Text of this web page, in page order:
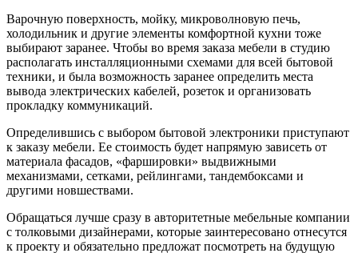
Варочную поверхность, мойку, микроволновую печь,
холодильник и другие элементы комфортной кухни тоже
выбирают заранее. Чтобы во время заказа мебели в студию
располагать инсталляционными схемами для всей бытовой
техники, и была возможность заранее определить места
вывода электрических кабелей, розеток и организовать
прокладку коммуникаций.
Определившись с выбором бытовой электроники приступают
к заказу мебели. Ее стоимость будет напрямую зависеть от
материала фасадов, «фаршировки» выдвижными
механизмами, сетками, рейлингами, тандембоксами и
другими новшествами.
Обращаться лучше сразу в авторитетные мебельные компании
с толковыми дизайнерами, которые заинтересовано отнесутся
к проекту и обязательно предложат посмотреть на будущую